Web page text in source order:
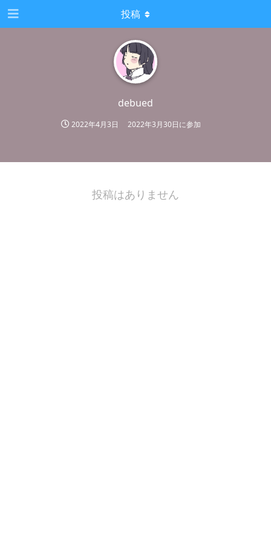
debued
2022年4月3日 2022年3月30日に参加
投稿
投稿はありません